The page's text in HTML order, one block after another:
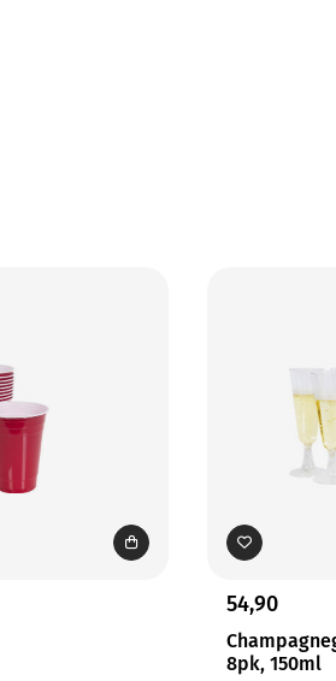
54,90
8pk, 150ml